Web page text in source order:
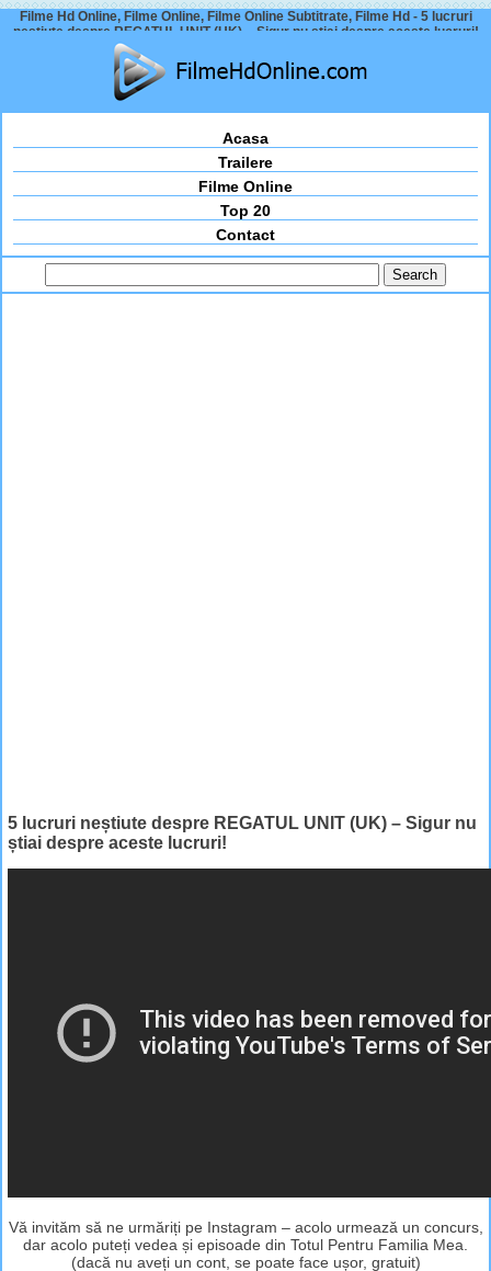
Filme Hd Online, Filme Online, Filme Online Subtitrate, Filme Hd - 5 lucruri
neștiute despre REGATUL UNIT (UK) – Sigur nu știai despre aceste lucruri!
Acasa
Trailere
Filme Online
Top 20
Contact
5 lucruri neștiute despre REGATUL UNIT (UK) – Sigur nu
știai despre aceste lucruri!
Vă invităm să ne urmăriți pe Instagram – acolo urmează un concurs,
dar acolo puteți vedea și episoade din Totul Pentru Familia Mea.
(dacă nu aveți un cont, se poate face ușor, gratuit)